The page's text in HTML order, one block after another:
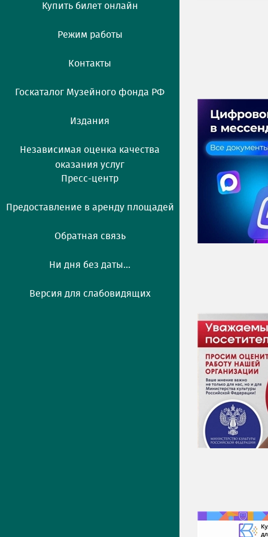
Купить билет онлайн
Режим работы
Контакты
Госкаталог Музейного фонда РФ
Издания
Независимая оценка качества
оказания услуг
Пресс-центр
Предоставление в аренду площадей
Обратная связь
Ни дня без даты...
Версия для слабовидящих